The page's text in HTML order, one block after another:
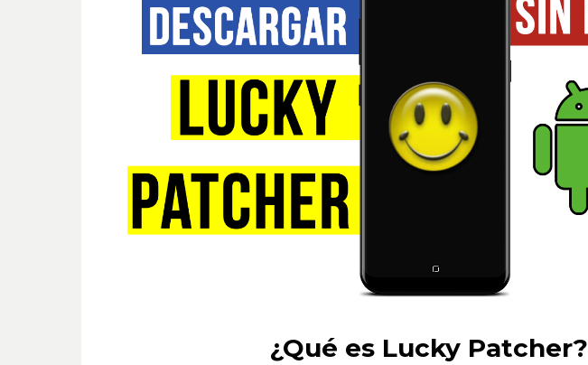
¿Qué es Lucky Patcher?